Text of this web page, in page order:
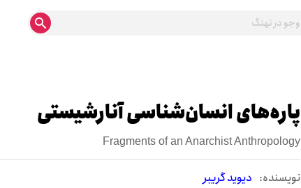
پاره‌های انسان‌شناسی آنارشیستی
Fragments of an Anarchist Anthropology
نويسنده: دیوید گریبر